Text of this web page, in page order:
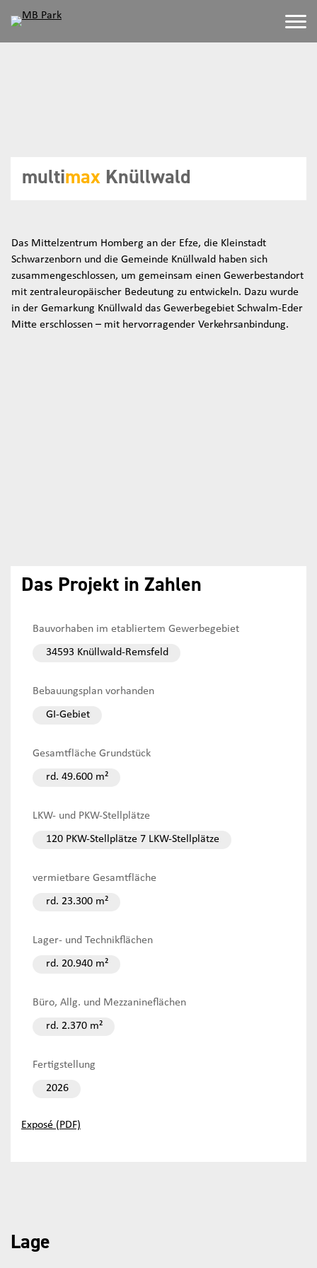
multimax Knüllwald
Das Mittelzentrum Homberg an der Efze, die Kleinstadt
Schwarzenborn und die Gemeinde Knüllwald haben sich
zusammengeschlossen, um gemeinsam einen Gewerbestandort
mit zentraleuropäischer Bedeutung zu entwickeln. Dazu wurde
in der Gemarkung Knüllwald das Gewerbegebiet Schwalm-Eder
Mitte erschlossen – mit hervorragender Verkehrsanbindung.
Das Projekt in Zahlen
Bauvorhaben im etabliertem Gewerbegebiet
34593 Knüllwald-Remsfeld
Bebauungsplan vorhanden
GI-Gebiet
Gesamtfläche Grundstück
rd. 49.600 m²
LKW- und PKW-Stellplätze
120 PKW-Stellplätze 7 LKW-Stellplätze
vermietbare Gesamtfläche
rd. 23.300 m²
Lager- und Technikflächen
rd. 20.940 m²
Büro, Allg. und Mezzanineflächen
rd. 2.370 m²
Fertigstellung
2026
Exposé (PDF)
Lage